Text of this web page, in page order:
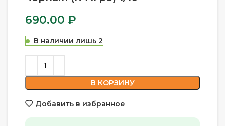
690.00 ₽
В наличии лишь 2
В КОРЗИНУ
Добавить в избранное